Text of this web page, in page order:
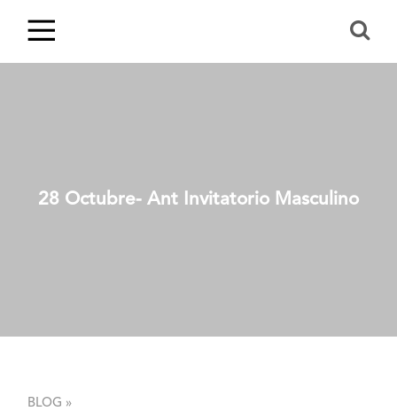
28 Octubre- Ant Invitatorio Masculino
BLOG »